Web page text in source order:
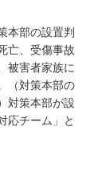
本部の設置判
亡、受傷事故
被害者家族に
（対策本部の
対策本部が設
応チーム」と